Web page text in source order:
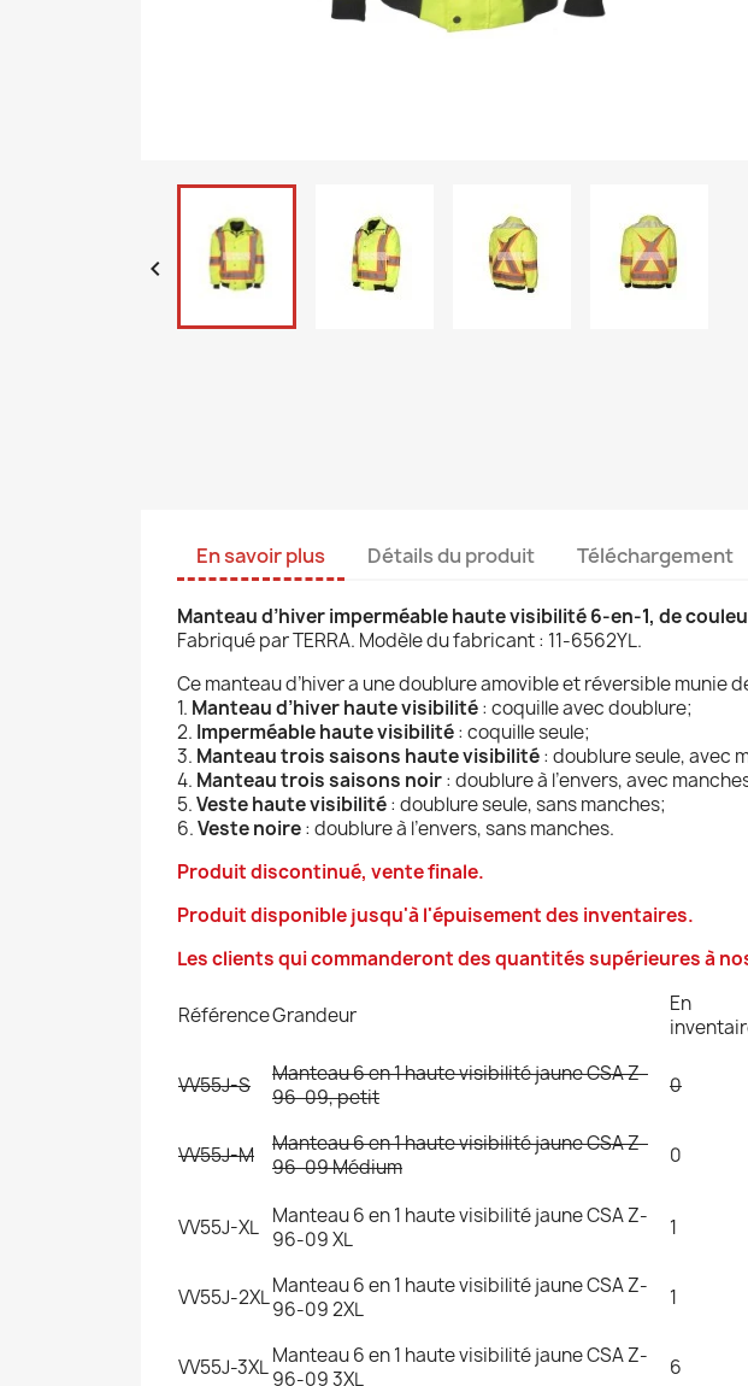

En savoir plus Détails du produit Téléchargement
Manteau d’hiver imperméable haute visibilité 6-en-1, de
Fabriqué par TERRA. Modèle du fabricant : 11-6562YL.
Ce manteau d’hiver a une doublure amovible et réversible munie
1. Manteau d’hiver haute visibilité: coquille avec doublure;
2. Imperméable haute visibilité: coquille seule;
3. Manteau trois saisons haute visibilité: doublure seule, avec
4. Manteau trois saisons noir: doublure à l’envers, avec
5.Veste haute visibilité: doublure seule, sans manches;
6.Veste noire: doublure à l’envers, sans manches.
Produit discontinué, vente finale.
Produit disponible jusqu'à l'épuisement des inventaires.
Les clients qui commanderont des quantités supérieures à
RéférenceGrandeur
En
VV55J-S
Manteau 6 en 1 haute visibilité jaune CSA Z-
96-09, petit
0
VV55J-M
Manteau 6 en 1 haute visibilité jaune CSA Z-
96-09 Médium
0
VV55J-XL Manteau 6 en 1 haute visibilité jaune CSA Z-
96-09 XL
1
VV55J-2XLManteau 6 en 1 haute visibilité jaune CSA Z-
96-09 2XL
1
VV55J-3XLManteau 6 en 1 haute visibilité jaune CSA Z-
96-09 3XL
6